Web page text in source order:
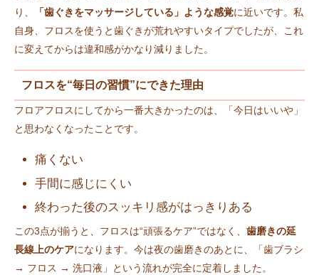
り、
「歯ぐきをマッサージしている」ような感覚に近いです。私
自身、フロスを使うと歯ぐきが荒れやすいタイプでしたが、これ
に変えてからは違和感がかなり減りました。
フロスを“毎日の習慣”にできた理由
フロアフロスにしてから一番大きかったのは、「今日はいいや」
と思わなくなったことです。
痛くない
手間に感じにくい
終わった後のスッキリ感がはっきりある
この3点が揃うと、フロスは“頑張るケア”ではなく、 歯磨きの延
長線上のケアになります。今は夜の歯磨きのあとに、「歯ブラシ
→ フロス → 洗口液」という流れが完全に定着しました。